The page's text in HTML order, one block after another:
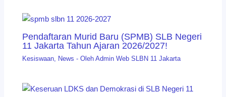
Pendaftaran Murid Baru (SPMB) SLB Negeri
11 Jakarta Tahun Ajaran 2026/2027!
Kesiswaan News - Oleh Admin Web SLBN 11 Jakarta